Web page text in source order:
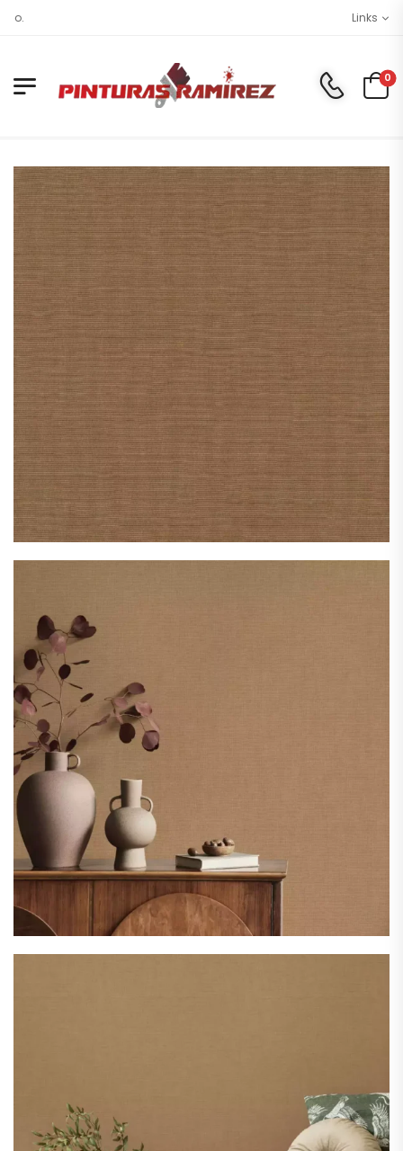
Tu tienda online
Links
0